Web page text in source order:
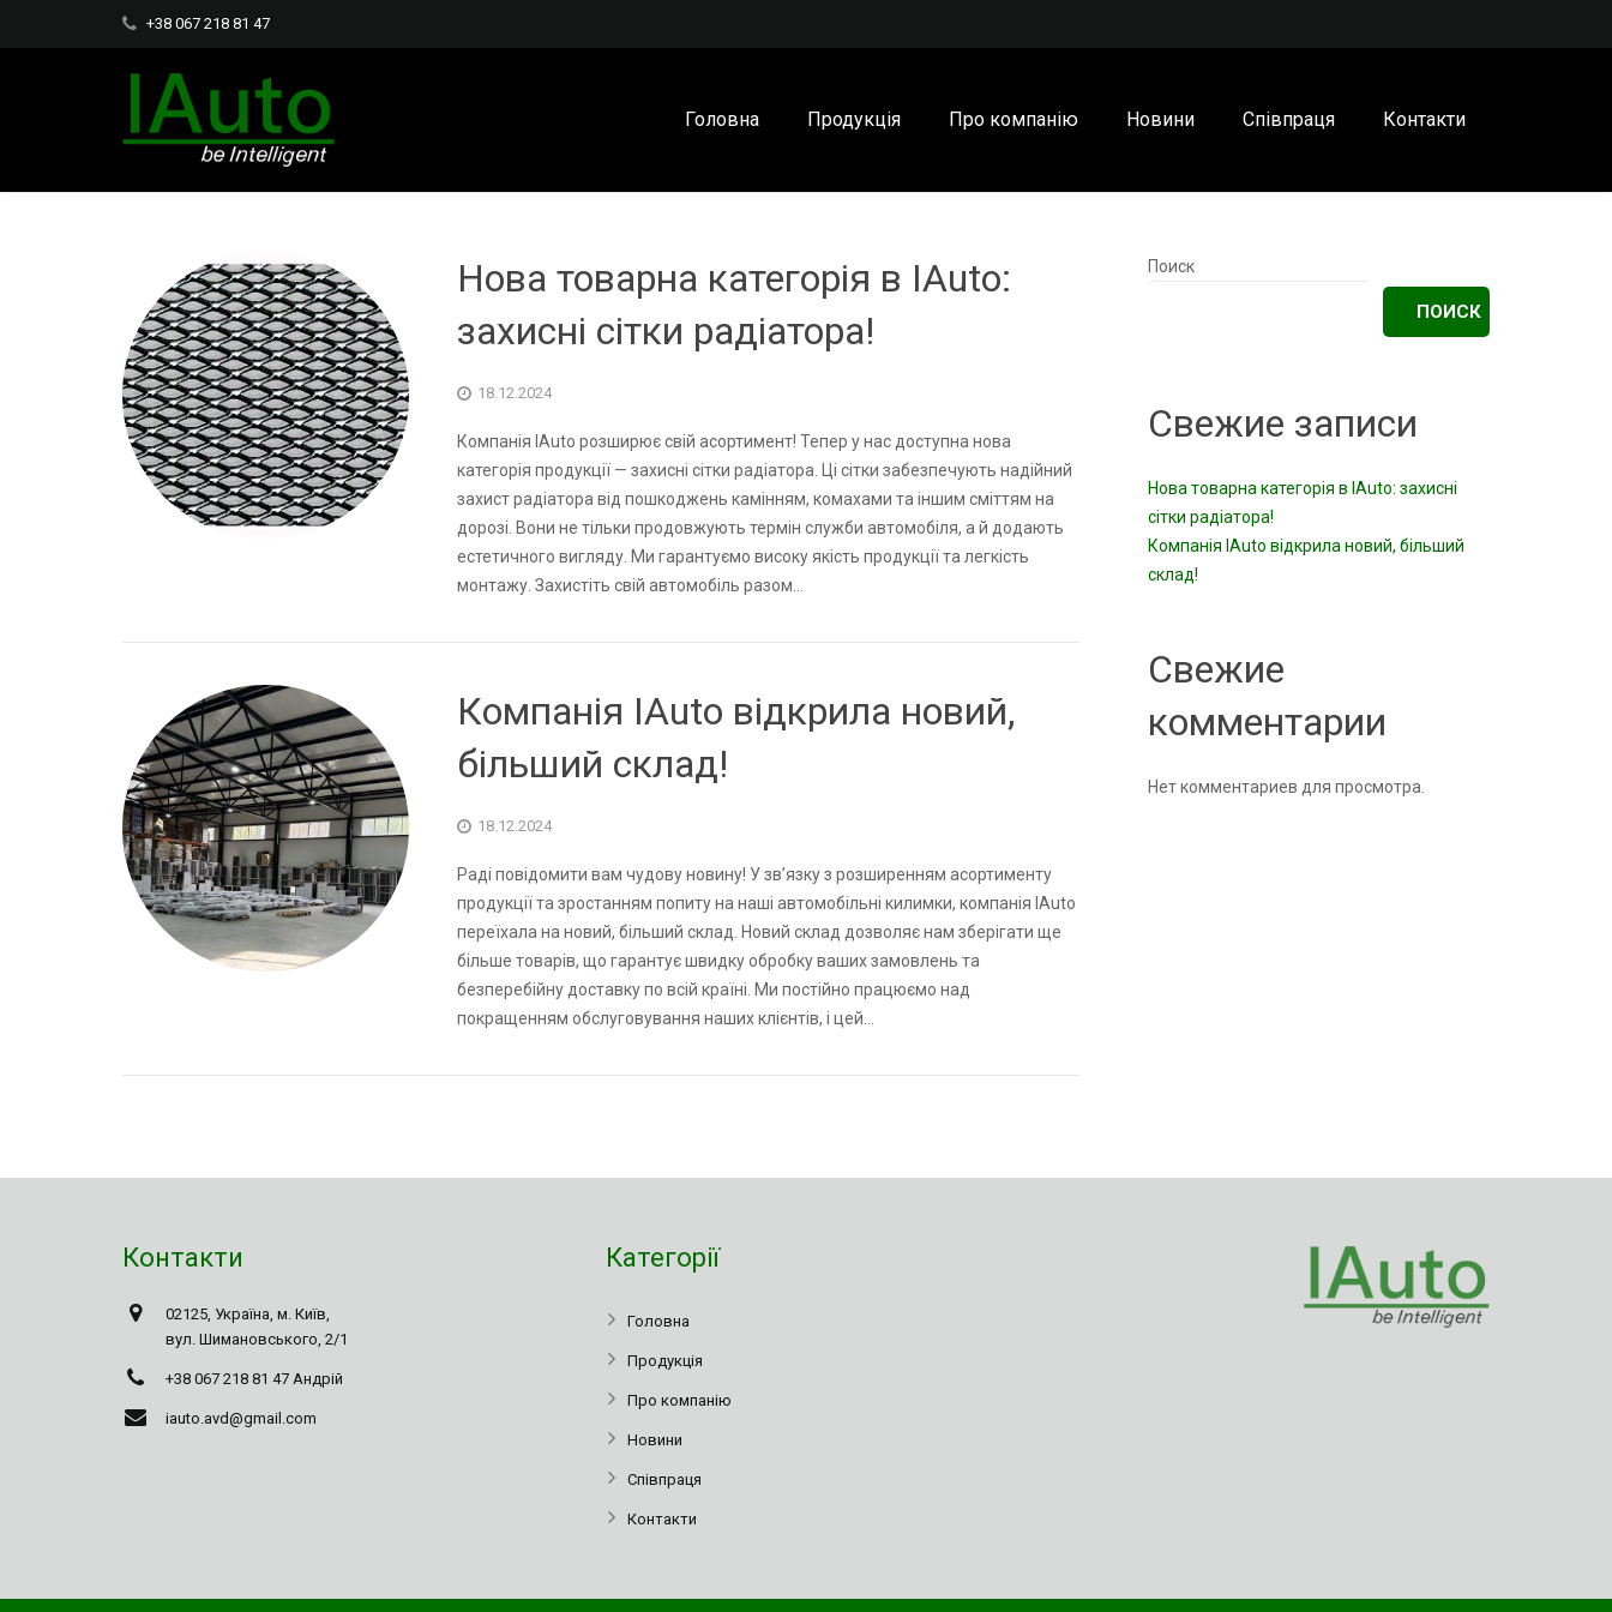
+38 067 218 81 47
Головна Продукція Про компанію Новини Співпраця Контакти
Нова товарна категорія в IAuto:
захисні сітки радіатора!
18.12.2024
Компанія IAuto розширює свій асортимент! Тепер у нас доступна нова
категорія продукції — захисні сітки радіатора. Ці сітки забезпечують надійний
захист радіатора від пошкоджень камінням, комахами та іншим сміттям на
дорозі. Вони не тільки продовжують термін служби автомобіля, а й додають
естетичного вигляду. Ми гарантуємо високу якість продукції та легкість
монтажу. Захистіть свій автомобіль разом…
Компанія IAuto відкрила новий,
більший склад!
18.12.2024
Раді повідомити вам чудову новину! У зв’язку з розширенням асортименту
продукції та зростанням попиту на наші автомобільні килимки, компанія IAuto
переїхала на новий, більший склад. Новий склад дозволяє нам зберігати ще
більше товарів, що гарантує швидку обробку ваших замовлень та
безперебійну доставку по всій країні. Ми постійно працюємо над
покращенням обслуговування наших клієнтів, і цей…
Поиск
ПОИСК
Свежие записи
Нова товарна категорія в IAuto: захисні
сітки радіатора!
Компанія IAuto відкрила новий, більший
склад!
Свежие
комментарии
Нет комментариев для просмотра.
Контакти
02125, Україна, м. Київ,
вул. Шимановського, 2/1
+38 067 218 81 47 Андрій
iauto.avd@gmail.com
Категорії
Головна
Продукція
Про компанію
Новини
Співпраця
Контакти